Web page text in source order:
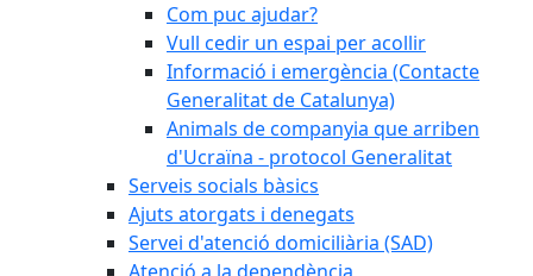
Com puc ajudar?
Vull cedir un espai per acollir
Informació i emergència (Contacte
Generalitat de Catalunya)
Animals de companyia que arriben
d'Ucraïna - protocol Generalitat
Serveis socials bàsics
Ajuts atorgats i denegats
Servei d'atenció domiciliària (SAD)